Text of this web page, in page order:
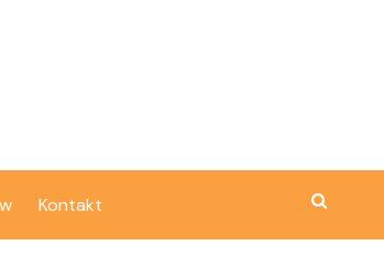
Kontakt